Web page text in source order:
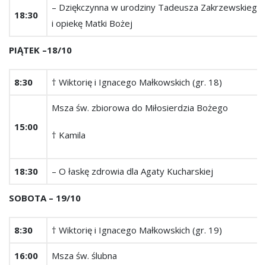
18:30
– Dziękczynna w urodziny Tadeusza
i opiekę Matki Bożej
PIĄTEK –18/10
8:30 † Wiktorię i Ignacego Małkowskich (gr. 18)
15:00
Msza św. zbiorowa do Miłosierdzia Bożego
† Kamila
18:30 – O łaskę zdrowia dla Agaty Kucharskiej
SOBOTA – 19/10
8:30 † Wiktorię i Ignacego Małkowskich (gr. 19)
16:00 Msza św. ślubna